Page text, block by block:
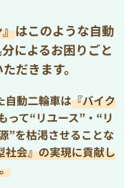
はこのような自動
によるお困りごと
だきます。
自動二輪車は『バイク
って“リユース”・“リ
”を枯渇させることな
社会』の実現に貢献し